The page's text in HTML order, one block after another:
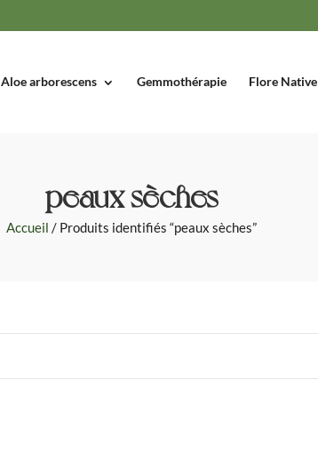
Aloe arborescens Gemmothérapie Flore Native
peaux sèches
Accueil / Produits identifiés “peaux sèches”